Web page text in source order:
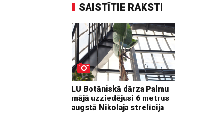
SAISTĪTIE RAKSTI
LU Botāniskā dārza Palmu
mājā uzziedējusi 6 metrus
augstā Nikolaja strelīcija